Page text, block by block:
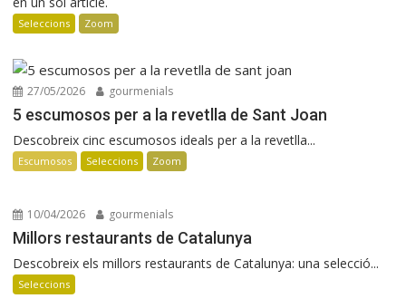
Seleccions Zoom
27/05/2026 gourmenials
5 escumosos per a la revetlla de Sant Joan
Descobreix cinc escumosos ideals per a la revetlla...
Escumosos Seleccions Zoom
10/04/2026 gourmenials
Millors restaurants de Catalunya
Descobreix els millors restaurants de Catalunya: una selecció...
Seleccions